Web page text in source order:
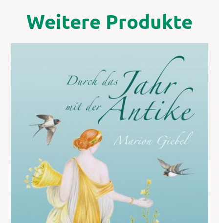
Weitere Produkte